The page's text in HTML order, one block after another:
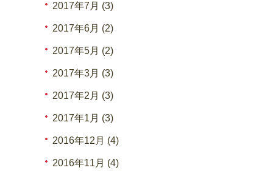
2017年7月 (3)
2017年6月 (2)
2017年5月 (2)
2017年3月 (3)
2017年2月 (3)
2017年1月 (3)
2016年12月 (4)
2016年11月 (4)